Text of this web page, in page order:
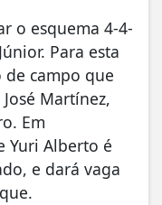
o esquema 4-4-
Para esta
campo que
Martínez,
Em
Yuri Alberto é
e dará vaga